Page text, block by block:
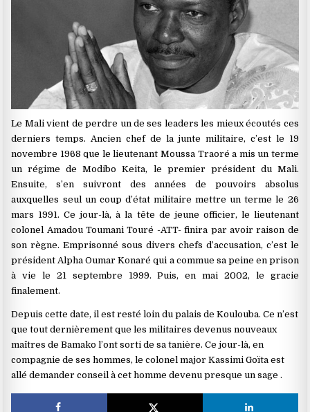
Le Mali vient de perdre un de ses leaders les mieux écoutés ces
derniers temps. Ancien chef de la junte militaire, c’est le 19
novembre 1968 que le lieutenant Moussa Traoré a mis un terme
un régime de Modibo Keita, le premier président du Mali.
Ensuite, s’en suivront des années de pouvoirs absolus
auxquelles seul un coup d’état militaire mettre un terme le 26
mars 1991. Ce jour-là, à la tête de jeune officier, le lieutenant
colonel Amadou Toumani Touré -ATT- finira par avoir raison de
son règne. Emprisonné sous divers chefs d’accusation, c’est le
président Alpha Oumar Konaré qui a commue sa peine en prison
à vie le 21 septembre 1999. Puis, en mai 2002, le gracie
finalement.
Depuis cette date, il est resté loin du palais de Koulouba. Ce n’est
que tout dernièrement que les militaires devenus nouveaux
maîtres de Bamako l’ont sorti de sa tanière. Ce jour-là, en
compagnie de ses hommes, le colonel major Kassimi Goïta est
allé demander conseil à cet homme devenu presque un sage .